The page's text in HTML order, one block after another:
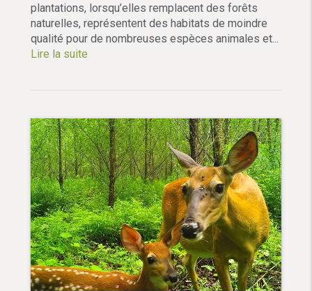
plantations, lorsqu’elles remplacent des forêts
naturelles, représentent des habitats de moindre
qualité pour de nombreuses espèces animales et...
Lire la suite